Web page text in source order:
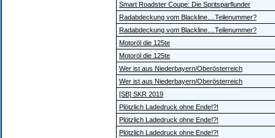
Smart Roadster Coupe: Die Spritsparflunder
Radabdeckung vom Blackline....Teilenummer?
Radabdeckung vom Blackline....Teilenummer?
Motoröl die 125te
Motoröl die 125te
Wer ist aus Niederbayern/Oberösterreich
Wer ist aus Niederbayern/Oberösterreich
[SB] SKR 2019
Plötzlich Ladedruck ohne Ende!?!
Plötzlich Ladedruck ohne Ende!?!
Plötzlich Ladedruck ohne Ende!?!